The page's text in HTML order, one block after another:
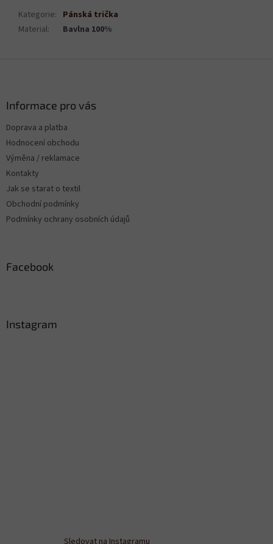
Kategorie: Pánská trička
Material: Bavlna 100%
Informace pro vás
Doprava a platba
Hodnocení obchodu
Výměna / reklamace
Kontakty
Jak se starat o textil
Obchodní podmínky
Podmínky ochrany osobních údajů
Facebook
Instagram